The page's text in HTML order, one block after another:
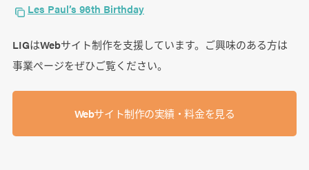
Les Paul’s 96th Birthday
LIGはWebサイト制作を支援しています。ご興味のある方は
事業ぺージをぜひご覧ください。
Webサイト制作の実績・料金を見る